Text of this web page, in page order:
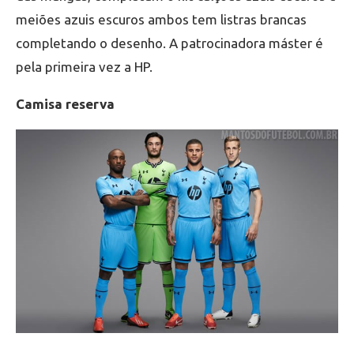
meiões azuis escuros ambos tem listras brancas
completando o desenho. A patrocinadora máster é
pela primeira vez a HP.
Camisa reserva